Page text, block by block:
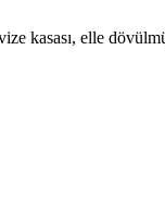
kasası, elle